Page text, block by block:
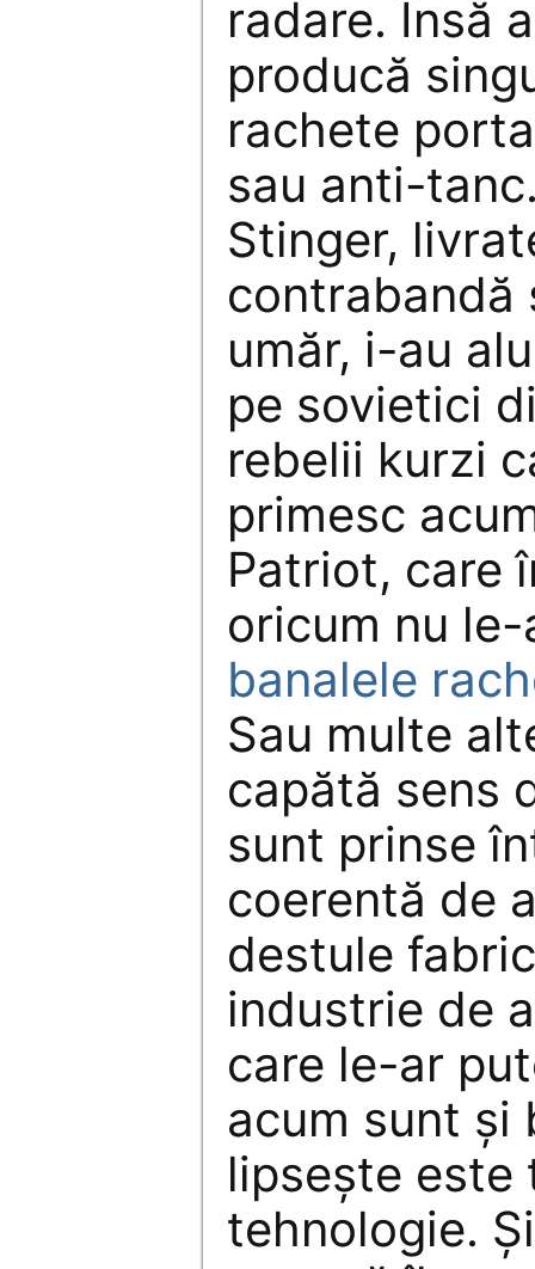
radare. Însă
producă
rachete
sau anti-
Stinger,
contrabandă
umăr, i-au
pe sovietici
rebelii kurzi
primesc
Patriot, care
oricum nu
banalele
Sau multe
capătă sens
sunt prinse
coerentă de
destule
industrie de
care le-ar
acum sunt și
lipsește este
tehnologie.